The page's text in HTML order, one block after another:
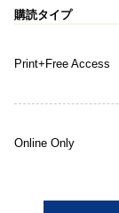
購読タイプ
Print+Free Access
Online Only